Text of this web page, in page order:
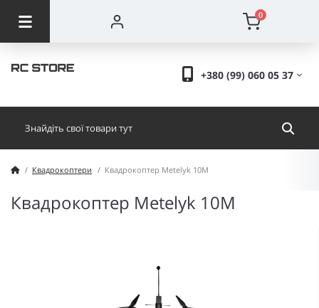
0
+380 (99) 060 05 37
Квадрокоптери Квадрокоптер Metelyk 10M
Квадрокоптер Metelyk 10M